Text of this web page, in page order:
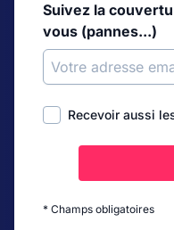
Suivez la
vous (pannes...)
Recevoir aussi
* Champs obligatoires